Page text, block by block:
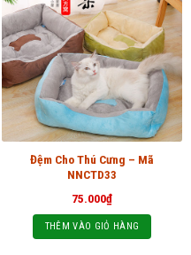
Đệm Cho Thú Cưng – Mã
NNCTD33
75.000₫
THÊM VÀO GIỎ HÀNG